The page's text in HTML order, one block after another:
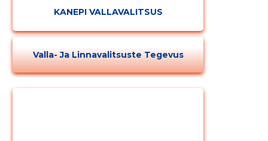
KANEPI VALLAVALITSUS
Valla- Ja Linnavalitsuste Tegevus